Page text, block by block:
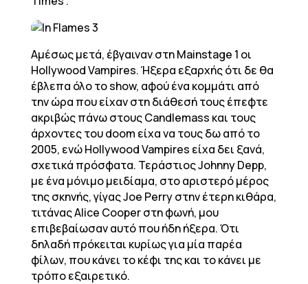
Αμέσως μετά, έβγαιναν στη Mainstage 1 οι
Hollywood Vampires. Ήξερα εξαρχής ότι δε θα
έβλεπα όλο το show, αφού ένα κομμάτι από
την ώρα που είχαν στη διάθεσή τους έπεφτε
ακριβώς πάνω στους Candlemass και τους
άρχοντες του doom είχα να τους δω από το
2005, ενώ Hollywood Vampires είχα δει ξανά,
σχετικά πρόσφατα. Τεράστιος Johnny Depp,
με ένα μόνιμο μειδίαμα, στο αριστερό μέρος
της σκηνής, γίγας Joe Perry στην έτερη κιθάρα,
τιτάνας Alice Cooper στη φωνή, μου
επιβεβαίωσαν αυτό που ήδη ήξερα. Ότι
δηλαδή πρόκειται κυρίως για μία παρέα
φίλων, που κάνει το κέφι της και το κάνει με
τρόπο εξαιρετικό.